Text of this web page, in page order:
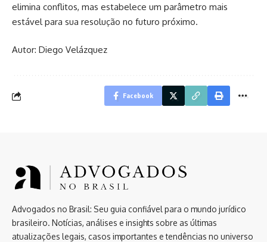
elimina conflitos, mas estabelece um parâmetro mais
estável para sua resolução no futuro próximo.
Autor: Diego Velázquez
Facebook
Advogados no Brasil: Seu guia confiável para o mundo jurídico
brasileiro. Notícias, análises e insights sobre as últimas
atualizações legais, casos importantes e tendências no universo